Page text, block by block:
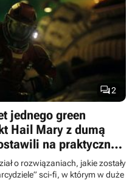
2
jednego green
Hail Mary z dumą
na praktyczne
o rozwiązaniach, jakie zostały
sci-fi, w którym w duże